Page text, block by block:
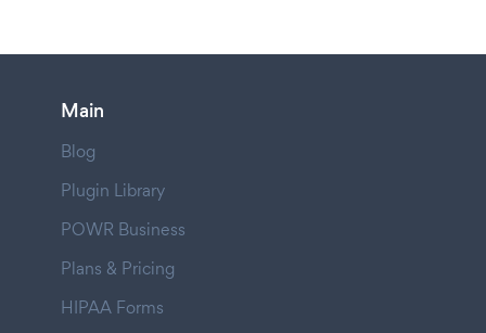
Main
Blog
Plugin Library
POWR Business
Plans & Pricing
HIPAA Forms